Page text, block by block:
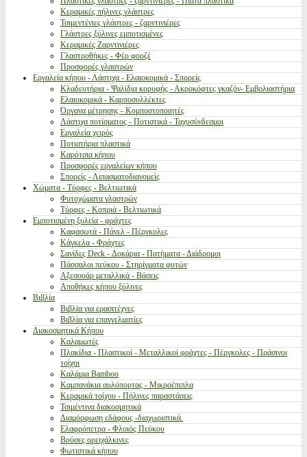
Κεραμικές πήλινες γλάστρες
Τσιμεντένιες γλάστρες - ζαρντινιέρες
Γλάστρες ξύλινες εμποτισμένες
Κεραμικές Ζαρντινιέρες
Γλαστροθήκες - Φέρ φορζέ
Προσφορές γλαστρών
Εργαλεία κήπου - Λάστιχα - Ελαιοκομικά - Σπορείς
Κλαδευτήρια - Ψαλίδια κορυφής - Ακροκόφτες γκαζόν- Εμβολιαστήρια
Ελαιοκομικά - Καρποσυλλέκτες
Όργανα μέτρησης - Κομποστοποιητές
Λάστιχα ποτίσματος - Ποτιστικά - Ταχυσύνδεσμοι
Εργαλεία χειρός
Ποτιστήρια πλαστικά
Καρότσια κήπου
Προσφορές εργαλείων κήπου
Σπορείς - Λιπασματοδιανομείς
Χώματα - Τύρφες - Βελτιωτικά
Φυτοχώματα γλαστρών
Τύρφες - Κοπριά - Βελτιωτικά
Εμποτισμένη ξυλεία - φράχτες
Καφασωτά - Πάνελ - Πέργκολες
Κάγκελα - Φράχτες
Σανίδες Deck - Δοκάρια - Πατήματα - Διάδρομοι
Πάσσαλοι πεύκου - Στηρίγματα φυτών
Αξεσουάρ μεταλλικά - Βάσεις
Αποθήκες κήπου ξύλινες
Βιβλία
Βιβλία για ερασιτέχνες
Βιβλία για επαγγελματίες
Διακοσμητικά Κήπου
Καλαμωτές
Πλακίδια - Πλαστικοί - Μεταλλικοί φράχτες - Πέργκολες - Πράσινοι
τοίχοι
Καλάμια Bamboo
Καμπανάκια αυλόπορτας - Μικροέπιπλα
Κεραμικά τοίχου - Πήλινες παραστάσεις
Τσιμέντινα διακοσμητικά
Διαμόρφωση εδάφους -διαχωριστικά.
Ελαφρόπετρα - Φλοιός Πεύκου
Βρύσες ορειχάλκινες
Φωτιστικά κήπου